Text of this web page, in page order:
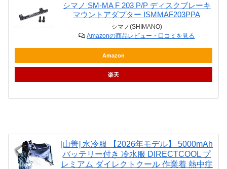
シマノ SM-MA F 203 P/P ディスクブレーキ
マウントアダプター ISMMAF203PPA
シマノ(SHIMANO)
Amazonの商品レビュー・口コミを見る
Amazon
楽天
[山善] 水冷服 【2026年モデル】 5000mAh
バッテリー付き 冷水服 DIRECTCOOL プ
レミアム ダイレクトクール 作業着 熱中症